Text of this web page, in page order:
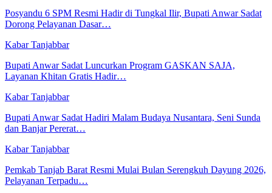
Posyandu 6 SPM Resmi Hadir di Tungkal Ilir, Bupati Anwar Sadat
Dorong Pelayanan Dasar…
Kabar Tanjabbar
Bupati Anwar Sadat Luncurkan Program GASKAN SAJA,
Layanan Khitan Gratis Hadir…
Kabar Tanjabbar
Bupati Anwar Sadat Hadiri Malam Budaya Nusantara, Seni Sunda
dan Banjar Pererat…
Kabar Tanjabbar
Pemkab Tanjab Barat Resmi Mulai Bulan Serengkuh Dayung 2026,
Pelayanan Terpadu…